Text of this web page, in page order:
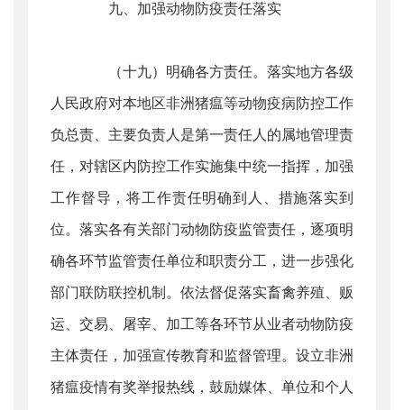
九、加强动物防疫责任落实
（十九）明确各方责任。落实地方各级
人民政府对本地区非洲猪瘟等动物疫病防控工作
负总责、主要负责人是第一责任人的属地管理责
任，对辖区内防控工作实施集中统一指挥，加强
工作督导，将工作责任明确到人、措施落实到
位。落实各有关部门动物防疫监管责任，逐项明
确各环节监管责任单位和职责分工，进一步强化
部门联防联控机制。依法督促落实畜禽养殖、贩
运、交易、屠宰、加工等各环节从业者动物防疫
主体责任，加强宣传教育和监督管理。设立非洲
猪瘟疫情有奖举报热线，鼓励媒体、单位和个人